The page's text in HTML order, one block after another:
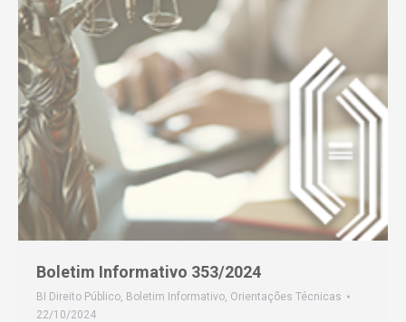
Boletim Informativo 353/2024
BI Direito Público, Boletim Informativo, Orientações Técnicas
22/10/2024